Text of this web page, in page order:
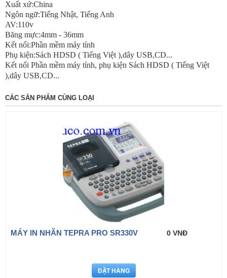
Xuất xứ:China
Ngôn ngữ:Tiếng Nhật, Tiếng Anh
AV:110v
Băng mực:4mm - 36mm
Kết nối:Phần mềm máy tính
Phụ kiện:Sách HDSD ( Tiếng Việt ),dây USB,CD...
Kết nối Phần mềm máy tính, phụ kiện Sách HDSD ( Tiếng Việt
),dây USB,CD...
CÁC SẢN PHẨM CÙNG LOẠI
MÁY IN NHÃN TEPRA PRO SR330V 0 VNĐ